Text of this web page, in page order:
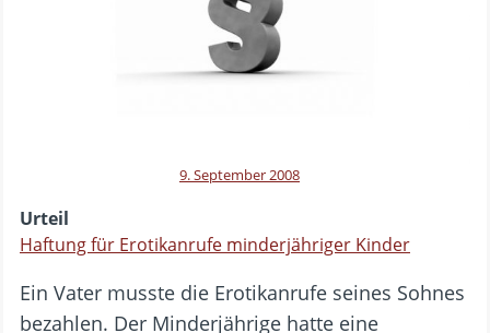
9. September 2008
Urteil
Haftung für Erotikanrufe minderjähriger Kinder
Ein Vater musste die Erotikanrufe seines Sohnes
bezahlen. Der Minderjährige hatte eine